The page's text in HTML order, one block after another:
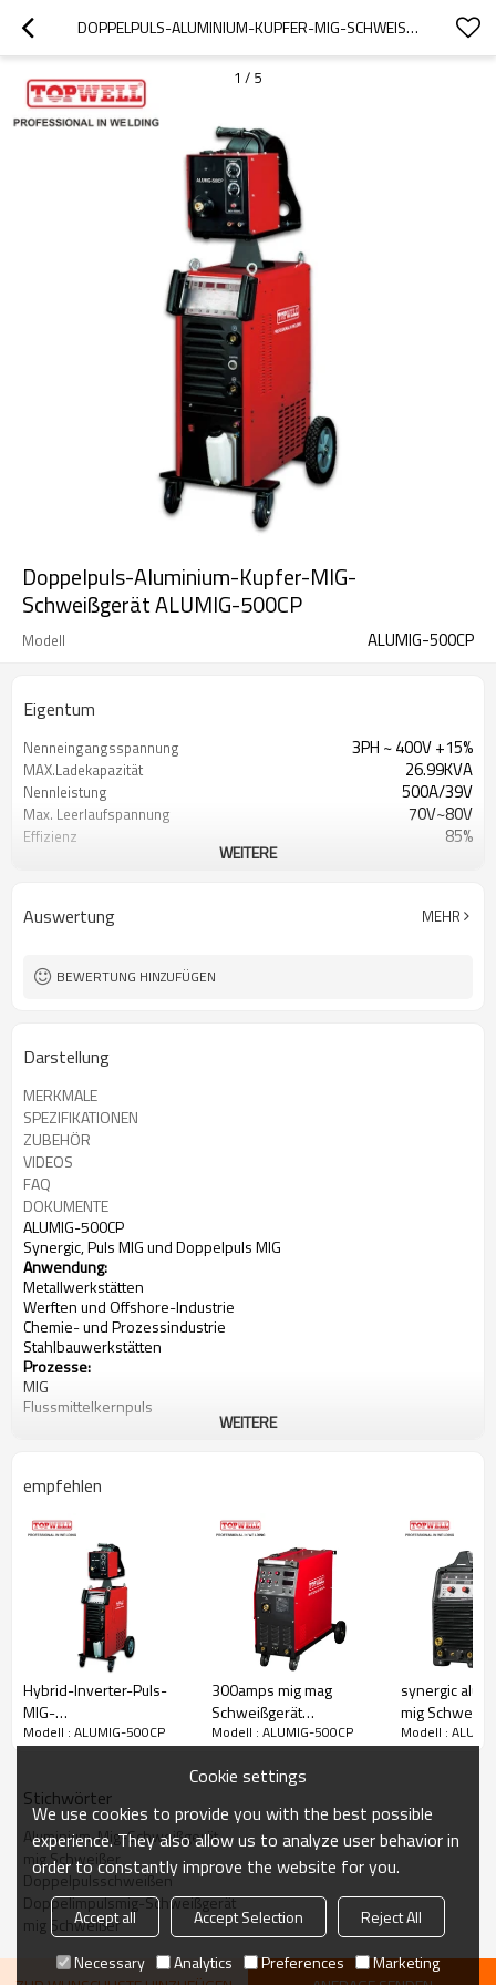
DOPPELPULS-ALUMINIUM-KUPFER-MIG-SCHWEISSGERÄT ALUMIG-500CP
1 / 5
Doppelpuls-Aluminium-Kupfer-MIG-
Schweißgerät ALUMIG-500CP
Modell ALUMIG-500CP
Eigentum
Nenneingangsspannung 3PH ~ 400V +15%
MAX.Ladekapazität 26.99KVA
Nennleistung 500A/39V
Max. Leerlaufspannung 70V~80V
Effizienz 85%
Garantie 1 Jahr Garantie
Gewicht
WEITERE
Auswertung MEHR
BEWERTUNG HINZUFÜGEN
Darstellung
MERKMALE
SPEZIFIKATIONEN
ZUBEHÖR
VIDEOS
FAQ
DOKUMENTE
ALUMIG-500CP
Synergic, Puls MIG und Doppelpuls MIG
Anwendung:
Metallwerkstätten
Werften und Offshore-Industrie
Chemie- und Prozessindustrie
Stahlbauwerkstätten
Prozesse:
MIG
Flussmittelkernpuls
Stromstärke: 10-500A Nennleistung
500A bei 39V bei 60%
ED Gewicht: 80KG
WEITERE
empfehlen
Hybrid-Inverter-Puls-
MIG-
Lichtbogenschweißgerät
Modell : ALUMIG-500CP
300amps mig mag
Schweißgerät
industrielle 3-Phasen-
Modell : ALUMIG-500CP
synergic
mig
PROMIG-
Modell :
Stichwörter
Aluminium-Mig-Schweißgerät
mig Schweißer
Doppelpulsschweißen
Doppelimpulsmig-Schweißgerät
mig Schweißer
Cookie settings
We use cookies to provide you with the best possible
experience. They also allow us to analyze user behavior in
order to constantly improve the website for you.
Accept all Accept Selection
Reject All
Necessary
Analytics Preferences Marketing